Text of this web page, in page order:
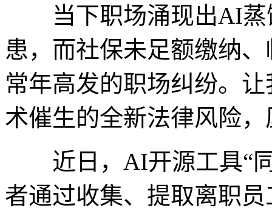
当下职场涌现出AI蒸
患，而社保未足额缴纳
常年高发的职场纠纷。
术催生的全新法律风险
近日，AI开源工具“同
者通过收集、提取离职